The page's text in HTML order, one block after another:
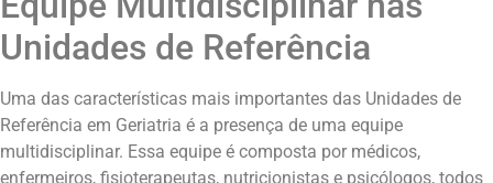
Unidades de Referência
Uma das características mais importantes das Unidades de
Referência em Geriatria é a presença de uma equipe
multidisciplinar. Essa equipe é composta por médicos,
enfermeiros, fisioterapeutas, nutricionistas e psicólogos, todos